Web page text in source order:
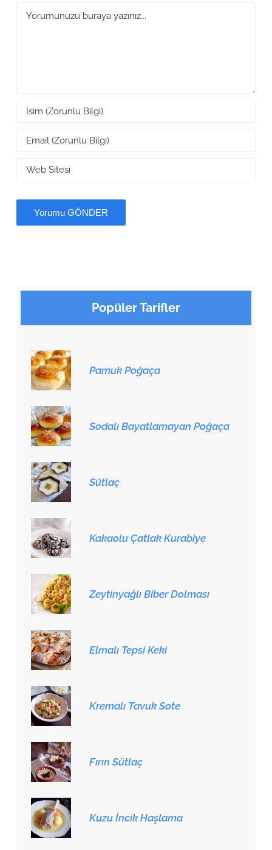
Popüler Tarifler
Pamuk Poğaça
Sodalı Bayatlamayan Poğaça
Sütlaç
Kakaolu Çatlak Kurabiye
Zeytinyağlı Biber Dolması
Elmalı Tepsi Keki
Kremalı Tavuk Sote
Fırın Sütlaç
Kuzu İncik Haşlama